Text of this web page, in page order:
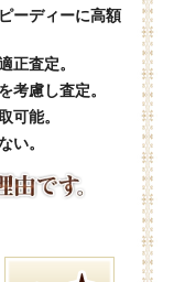
ーディーに高額
正査定。
考慮し査定。
可能。
い。